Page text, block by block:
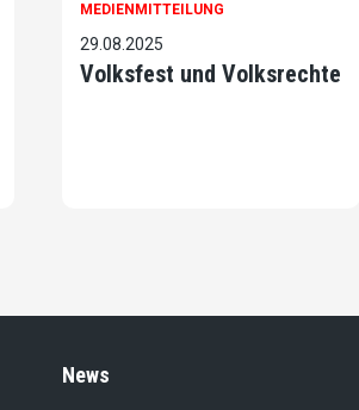
MEDIENMITTEILUNG
29.08.2025
Volksfest und Volksrechte
News